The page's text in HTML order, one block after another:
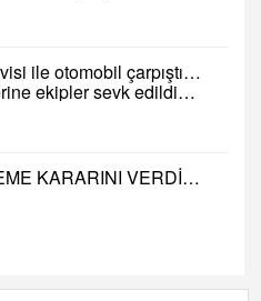
ile otomobil çarpıştı…
ekipler sevk edildi…
KARARINI VERDİ…